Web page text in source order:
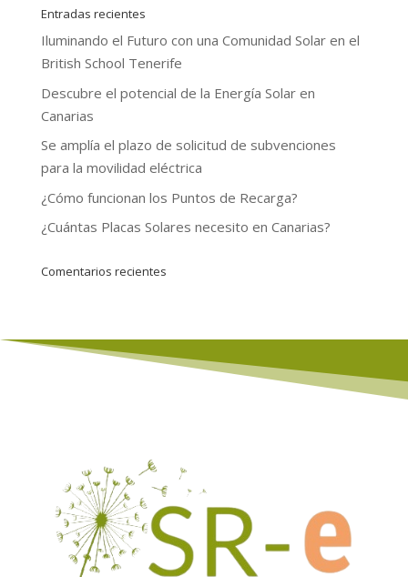
Entradas recientes
Iluminando el Futuro con una Comunidad Solar en el
British School Tenerife
Descubre el potencial de la Energía Solar en
Canarias
Se amplía el plazo de solicitud de subvenciones
para la movilidad eléctrica
¿Cómo funcionan los Puntos de Recarga?
¿Cuántas Placas Solares necesito en Canarias?
Comentarios recientes